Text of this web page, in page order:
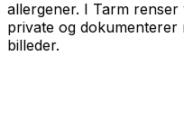
allergener. I Tarm
private og
billeder.